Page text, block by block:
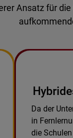
Ansatz für
Da der
in
die